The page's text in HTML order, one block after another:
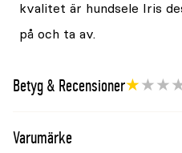
kvalitet är hundsele Iris
på och ta av.
Betyg & Recensioner
Varumärke